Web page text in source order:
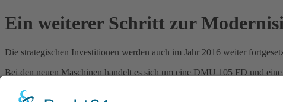
Ein weiterer Schritt zur
Die strategischen Investitionen werden auch im Jahr 2016 weiter
Bei den neuen Maschinen handelt es sich um eine DMU 105 FD und